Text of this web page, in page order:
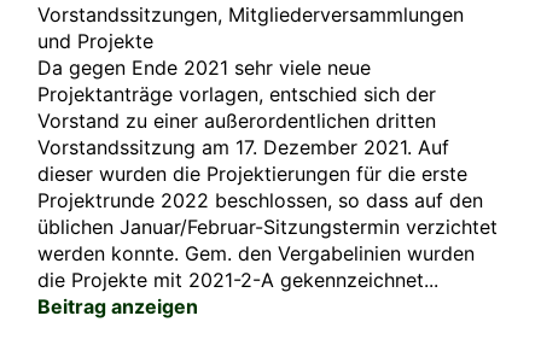
Vorstandssitzungen, Mitgliederversammlungen
und Projekte
Da gegen Ende 2021 sehr viele neue
Projektanträge vorlagen, entschied sich der
Vorstand zu einer außerordentlichen dritten
Vorstandssitzung am 17. Dezember 2021. Auf
dieser wurden die Projektierungen für die erste
Projektrunde 2022 beschlossen, so dass auf den
üblichen Januar/Februar-Sitzungstermin verzichtet
werden konnte. Gem. den Vergabelinien wurden
die Projekte mit 2021-2-A gekennzeichnet...
Beitrag anzeigen